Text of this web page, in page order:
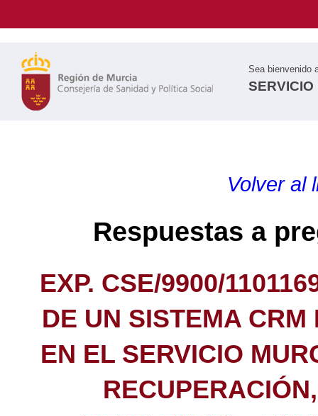
Sea bienvenido
Volver al
Respuestas a
EXP. CSE/9900/
DE UN SISTEMA
EN EL SERVICIO